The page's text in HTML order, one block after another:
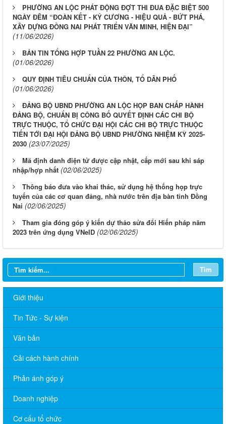
PHƯỜNG AN LỘC PHÁT ĐỘNG ĐỢT THI ĐUA ĐẶC BIỆT 500
NGÀY ĐÊM “ĐOÀN KẾT - KỶ CƯƠNG - HIỆU QUẢ - BỨT PHÁ,
XÂY DỰNG ĐỒNG NAI PHÁT TRIỂN VĂN MINH, HIỆN ĐẠI”
(11/06/2026)
BẢN TIN TỔNG HỢP TUẦN 22 PHƯỜNG AN LỘC.
(01/06/2026)
QUY ĐỊNH TIÊU CHUẨN CỦA THÔN, TỔ DÂN PHỐ
(01/06/2026)
ĐẢNG BỘ UBND PHƯỜNG AN LỘC HỌP BAN CHẤP HÀNH
ĐẢNG BỘ, CHUẨN BỊ CÔNG BỐ QUYẾT ĐỊNH CÁC CHI BỘ
TRỰC THUỘC, TỔ CHỨC ĐẠI HỘI CÁC CHI BỘ TRỰC THUỘC
TIẾN TỚI ĐẠI HỘI ĐẢNG BỘ UBND PHƯỜNG NHIỆM KỲ 2025-
2030 (23/07/2025)
Mã định danh điện tử được cập nhật, cấp mới sau khi sáp
nhập/hợp nhất (02/06/2025)
Thông báo đưa vào khai thác, sử dụng hệ thống họp trực
tuyến của các cơ quan đảng, nhà nước trên địa bàn tỉnh Đồng
Nai (02/06/2025)
Tham gia đóng góp ý kiến dự thảo sửa đổi Hiến pháp năm
2023 trên ứng dụng VNeID (02/06/2025)
Tìm
Giới thiệu
Tin Tức - Sự kiện
Văn bản
Cải cách hành chính
Phản ánh góp ý
Doanh nghiệp
Cơ cấu tổ chức